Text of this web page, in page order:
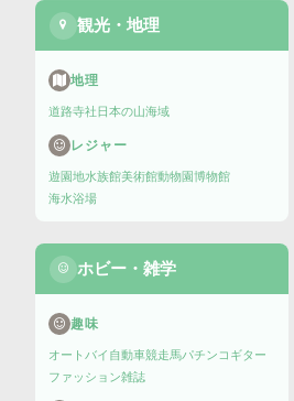
観光・地理
地理
道路寺社 日本の山海域
レジャー
遊園地水族館美術館動物園博物館
海水浴場
ホビー・雑学
趣味
オートバイ 自動車競走馬パチンコ ギター
ファッション雑誌